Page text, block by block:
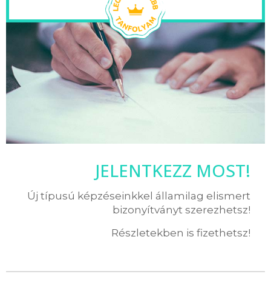
JELENTKEZZ MOST!
Új típusú képzéseinkkel államilag elismert
bizonyítványt szerezhetsz!
Részletekben is fizethetsz!